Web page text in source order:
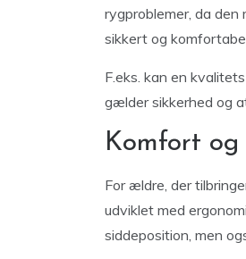
rygproblemer, da den
sikkert og
F.eks. kan en kvalitets
gælder sikkerhed og
Komfort og
For ældre, der
udviklet med
siddeposition, men